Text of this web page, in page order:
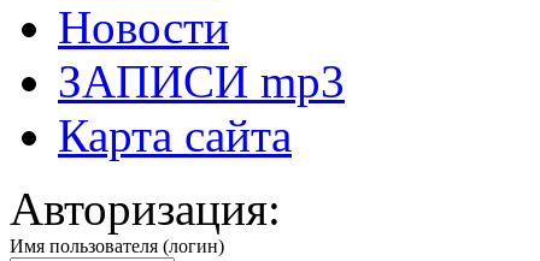
Новости
ЗАПИСИ mp3
Карта сайта
Авторизация:
Имя пользователя (логин)